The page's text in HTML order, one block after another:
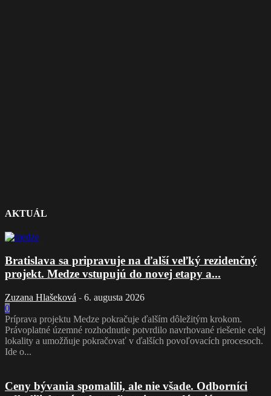
AKTUÁL
Bratislava sa pripravuje na ďalší veľký rezidenčný
projekt. Medze vstupujú do novej etapy a...
Zuzana Hlašeková - 6. augusta 2026
0
Príprava projektu Medze pokračuje ďalším dôležitým krokom.
Právoplatné územné rozhodnutie potvrdilo navrhované riešenie celej
lokality a umožňuje pokračovať v ďalších povoľovacích procesoch.
Ide o...
Ceny bývania spomalili, ale nie všade. Odborníci